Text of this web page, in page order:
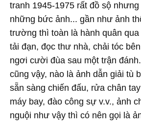
tranh 1945-1975 rất đồ sộ
những bức ảnh... gần như ảnh
trường thì toàn là hành quân
tải đạn, đọc thư nhà, chải tóc
ngơi cười đùa sau một trận
cũng vậy, nào là ảnh dẫn giải tù
sẵn sàng chiến đấu, rửa chân
máy bay, đào công sự v.v., ảnh
nguội như vậy thì có nên gọi là